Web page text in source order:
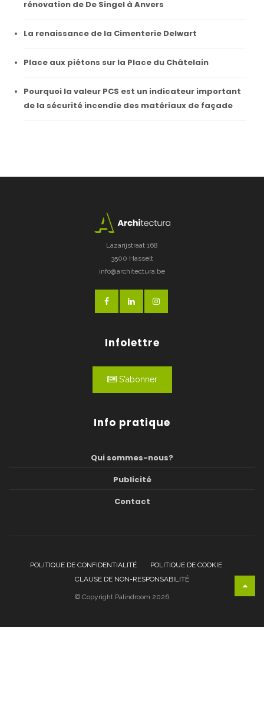
rénovation de De Singel à Anvers
La renaissance de la Cimenterie Delwart
Place aux piétons sur la Place du Châtelain
Pourquoi la valeur PCS est un indicateur important
de la sécurité incendie des matériaux de façade
Lazarijstraat 168
3500 Hasselt
info@architectura.be
Infolettre
S'abonner
Info pratique
Qui sommes-nous?
Publicité
Contact
POLITIQUE DE CONFIDENTIALITÉ
POLITIQUE DE COOKIE
CLAUSE DE NON-RESPONSABILITÉ
© Copyright Palindroom 2026